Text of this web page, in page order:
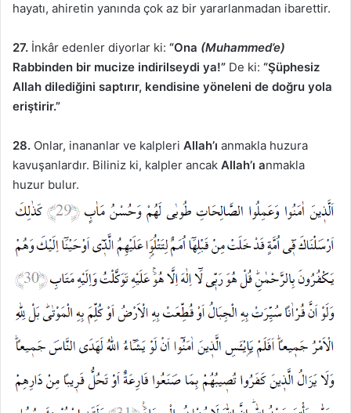
hayatı, ahiretin yanında çok az bir yararlanmadan ibarettir.
27. İnkâr edenler diyorlar ki: “Ona (Muhammed’e)
Rabbinden bir mucize indirilseydi ya!” De ki: “Şüphesiz
Allah dilediğini saptırır, kendisine yöneleni de doğru yola
eriştirir.”
28. Onlar, inananlar ve kalpleri Allah’ı anmakla huzura
kavuşanlardır. Biliniz ki, kalpler ancak Allah’ı anmakla
huzur bulur.